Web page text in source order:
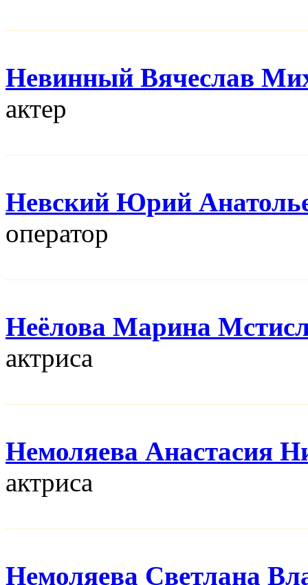
Невинный Вячеслав
актер
Невский Юрий
оператор
Неёлова Марина
актриса
Немоляева Анастасия
актриса
Немоляева Светлана